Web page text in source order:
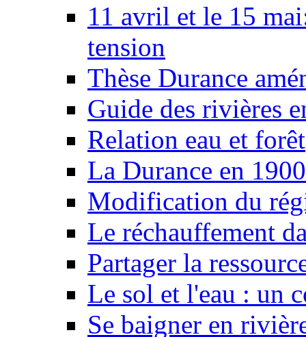
11 avril et le 15
tension
Thèse Durance
Guide des rivières
Relation eau et forêt
La Durance en 1900
Modification du
Le réchauffement
Partager la
Le sol et l'eau : un
Se baigner en